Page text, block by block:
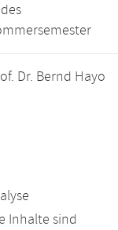
Dr. Bernd Hayo
Inhalte sind